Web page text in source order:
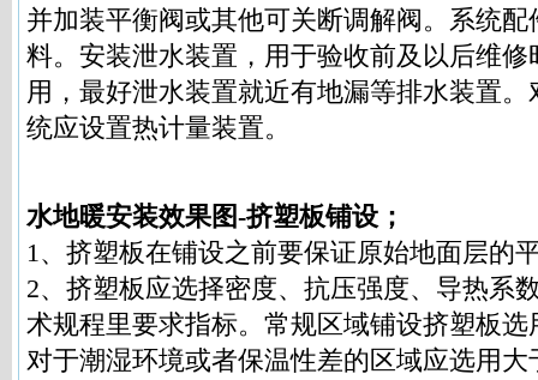
并加装平衡阀或其他可关断调解阀。系统
料。安装泄水装置，用于验收前及以后维
用，最好泄水装置就近有地漏等排水装置
统应设置热计量装置。
水地暖安装效果图-挤塑板铺设；
1、挤塑板在铺设之前要保证原始地面层的
2、挤塑板应选择密度、抗压强度、导热系
术规程里要求指标。常规区域铺设挤塑板选
对于潮湿环境或者保温性差的区域应选用大